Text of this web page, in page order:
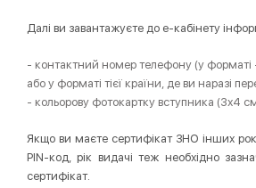
Далі ви завантажуєте до е-кабінету
- контактний номер телефону (у форматі
або у форматі тієї країни, де ви наразі
- кольорову фотокартку вступника (3х4
Якщо ви маєте сертифікат ЗНО інших
PIN-код, рік видачі теж необхідно
сертифікат.